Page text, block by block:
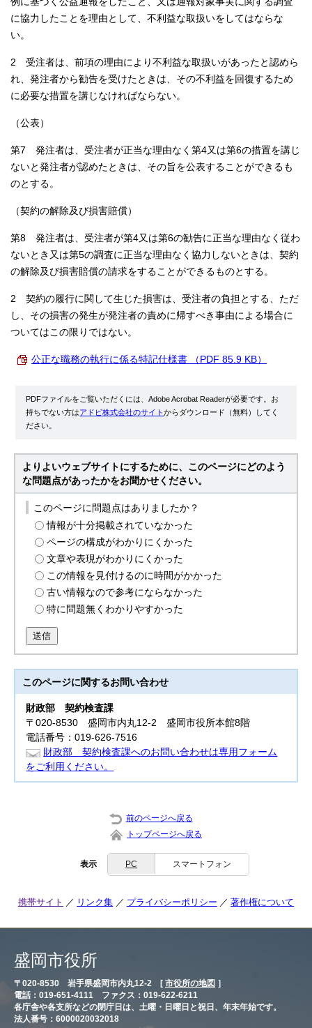
に協力したことを理由として、不利益な取扱いをしてはならな
い。
2 受注者は、前項の理由により不利益な取扱いがあったと認めら
れ、発注者から勧告を受けたときは、その不利益を回復するため
に必要な措置を講じなければならない。
（公表）
第7 発注者は、受注者が正当な理由なく第4又は第6の措置を講じ
ないと発注者が認めたときは、その旨を公表することができるも
のとする。
（契約の解除及び損害賠償）
第8 発注者は、受注者が第4又は第6の勧告に正当な理由なく従わ
ないとき又は第5の調査に正当な理由なく協力しないときは、契約
の解除及び損害賠償の請求をすることができるものとする。
2 契約の履行に関して生じた損害は、受注者の負担とする、ただ
し、その損害の発生が発注者の責めに帰すべき事由による場合に
ついてはこの限りではない。
公正な職務の執行に係る特記仕様書 （PDF 85.9 KB）
PDFファイルをご覧いただくには、Adobe Acrobat Readerが必要です。お
持ちでない方はアドビ株式会社のサイトからダウンロード（無料）してく
ださい。
よりよいウェブサイトにするために、このページにどのよう
な問題点があったかをお聞かせください。
このページに問題点はありましたか？
情報が十分掲載されていなかった
ページの構成がわかりにくかった
文章や表現がわかりにくかった
この情報を見付けるのに時間がかかった
古い情報なので参考にならなかった
特に問題無くわかりやすかった
送信
このページに関するお問い合わせ
財政部契約検査課
〒020-8530 盛岡市内丸12-2 盛岡市役所本館8階
電話番号：019-626-7516
財政部 契約検査課へのお問い合わせは専用フォーム
をご利用ください。
前のページへ戻る
トップページへ戻る
表示 PC スマートフォン
携帯サイト リンク集 プライバシーポリシー 著作権について
盛岡市役所
〒020-8530 岩手県盛岡市内丸12-2 [ 市役所の地図 ］
電話：019-651-4111 ファクス：019-622-6211
各庁舎や各支所などの閉庁日は、土曜・日曜日と祝日、年末年始です。
法人番号：6000020032018